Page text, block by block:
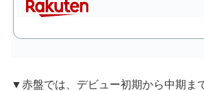
▼赤盤では、デビュー初期から中期ま